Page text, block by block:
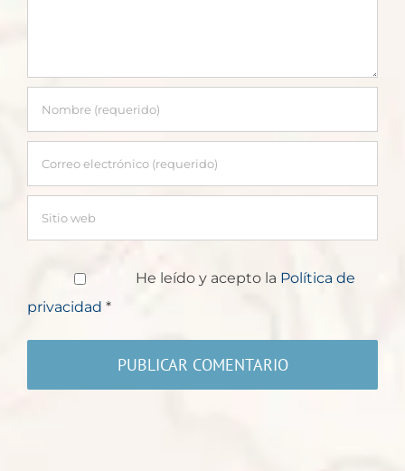
He leído y acepto la Política de
privacidad *